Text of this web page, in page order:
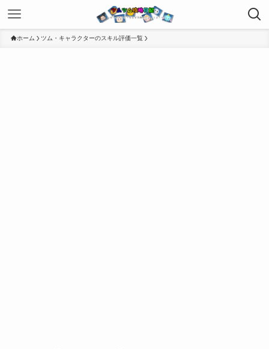
ホーム ツム・キャラクターのスキル評価一覧